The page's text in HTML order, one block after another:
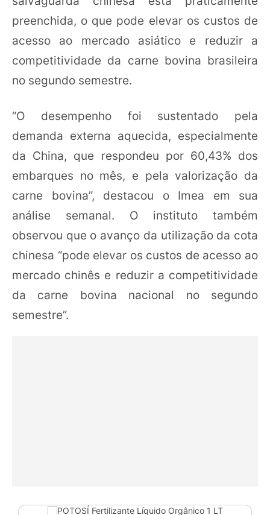
preenchida, o que pode elevar os custos de
acesso ao mercado asiático e reduzir a
competitividade da carne bovina brasileira
no segundo semestre.
“O desempenho foi sustentado pela
demanda externa aquecida, especialmente
da China, que respondeu por 60,43% dos
embarques no mês, e pela valorização da
carne bovina”, destacou o Imea em sua
análise semanal. O instituto também
observou que o avanço da utilização da cota
chinesa “pode elevar os custos de acesso ao
mercado chinês e reduzir a competitividade
da carne bovina nacional no segundo
semestre”.